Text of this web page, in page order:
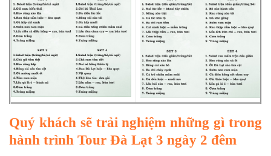
Quý khách sẽ trải nghiệm những gì trong
hành trình Tour Đà Lạt 3 ngày 2 đêm